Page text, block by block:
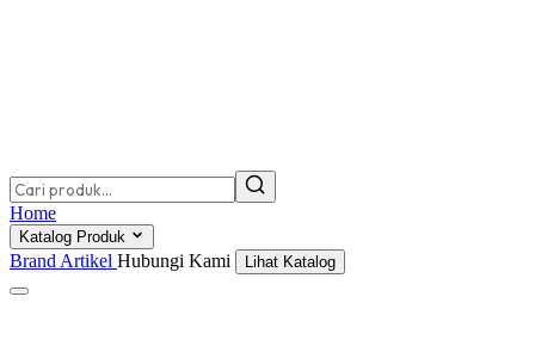
Home
Katalog Produk
Brand Artikel Hubungi Kami Lihat Katalog